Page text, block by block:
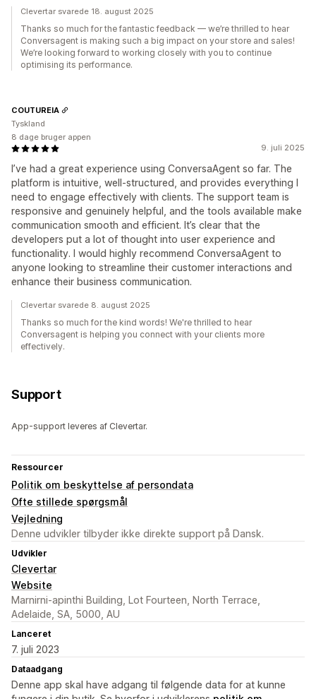
Clevertar svarede 18. august 2025
Thanks so much for the fantastic feedback — we’re thrilled to hear
Conversagent is making such a big impact on your store and sales!
We’re looking forward to working closely with you to continue
optimising its performance.
9. juli 2025
I’ve had a great experience using ConversaAgent so far. The
platform is intuitive, well-structured, and provides everything I
need to engage effectively with clients. The support team is
responsive and genuinely helpful, and the tools available make
communication smooth and efficient. It’s clear that the
developers put a lot of thought into user experience and
functionality. I would highly recommend ConversaAgent to
anyone looking to streamline their customer interactions and
enhance their business communication.
COUTUREIA
Tyskland
8 dage bruger appen
Clevertar svarede 8. august 2025
Thanks so much for the kind words! We're thrilled to hear
Conversagent is helping you connect with your clients more
effectively.
Support
App-support leveres af Clevertar.
Ressourcer
Politik om beskyttelse af persondata
Ofte stillede spørgsmål
Vejledning
Denne udvikler tilbyder ikke direkte support på Dansk.
Udvikler
Clevertar
Website
Marnirni-apinthi Building, Lot Fourteen, North Terrace,
Adelaide, SA, 5000, AU
Lanceret
7. juli 2023
Dataadgang
Denne app skal have adgang til følgende data for at kunne